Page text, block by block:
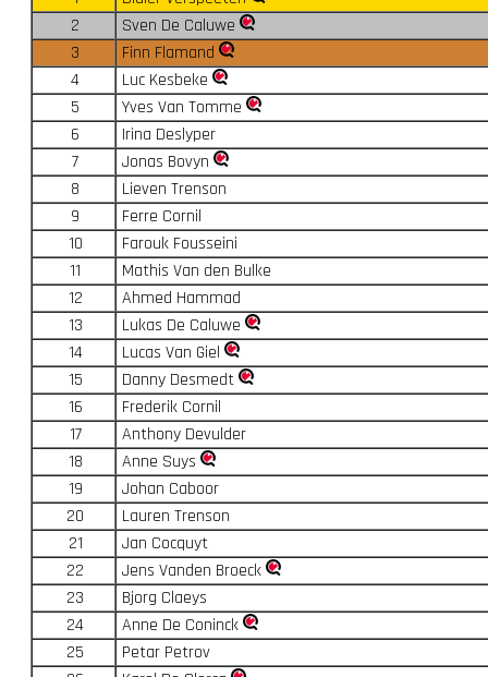
2
Sven De Caluwe
3
Finn Flamand
4
Luc Kesbeke
5
Yves Van Tomme
6
Irina Deslyper
7
Jonas Bovyn
8
Lieven Trenson
9
Ferre Cornil
10
Farouk Fousseini
11
Mathis Van den Bulke
12
Ahmed Hammad
13
Lukas De Caluwe
14
Lucas Van Giel
15
Danny Desmedt
16
Frederik Cornil
17
Anthony Devulder
18
Anne Suys
19
Johan Caboor
20
Lauren Trenson
21
Jan Cocquyt
22
Jens Vanden Broeck
23
Bjorg Claeys
24
Anne De Coninck
25
Petar Petrov